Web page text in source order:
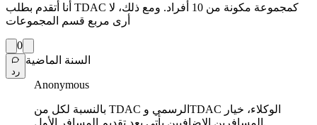
أنا أتقدم بطلب TDAC كمجموعة مكونة من 10 أفراد. ومع ذلك، لا
أرى مربع قسم المجموعات
0
رد
السنة الماضية
Anonymous
بالنسبة لكل من TDAC الرسمي وTDAC الوكلاء، خيار
المسافرين الإضافيين يأتي بعد تقديم المسافر الأول.